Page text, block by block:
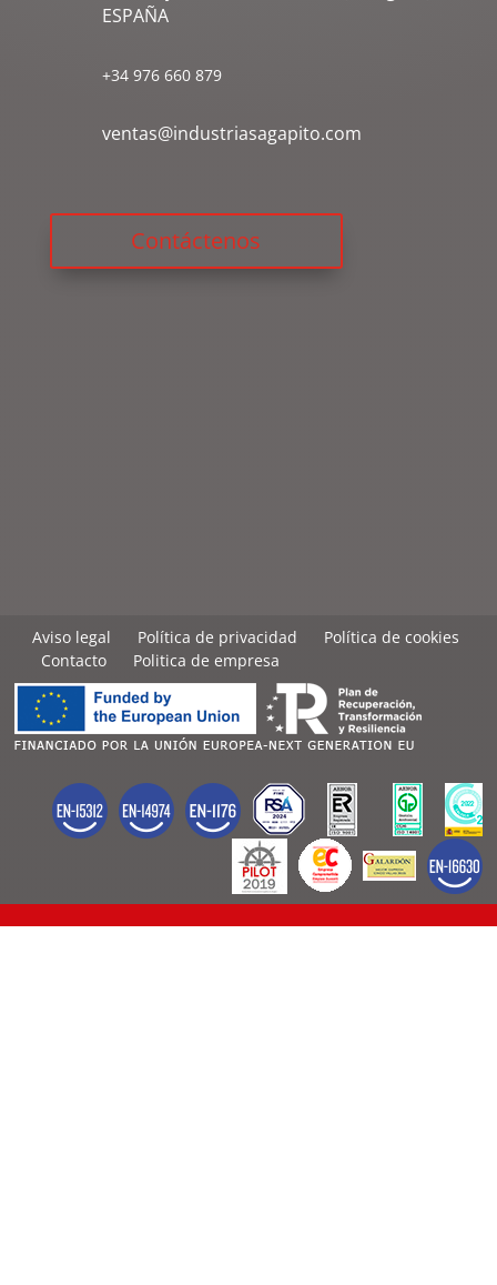
ESPAÑA
+34 976 660 879
ventas@industriasagapito.com
Contáctenos
Aviso legal Política de privacidad
Política de cookies
Contacto
Politica de empresa